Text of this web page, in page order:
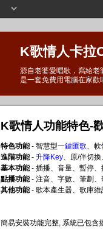
K歌情人卡拉
源自老婆愛唱歌，寫給老
是一套免費用電腦在家歡
K歌情人功能特色-
特色功能- 智慧型一鍵匯歌、軟
進階功能- 升降Key、原/伴切換
基本功能- 插播、音量、暫停、
點播功能- 注音、字數、筆劃、
其他功能- 歌本產生器、歌庫維
簡易安裝功能完整, 系統已包含